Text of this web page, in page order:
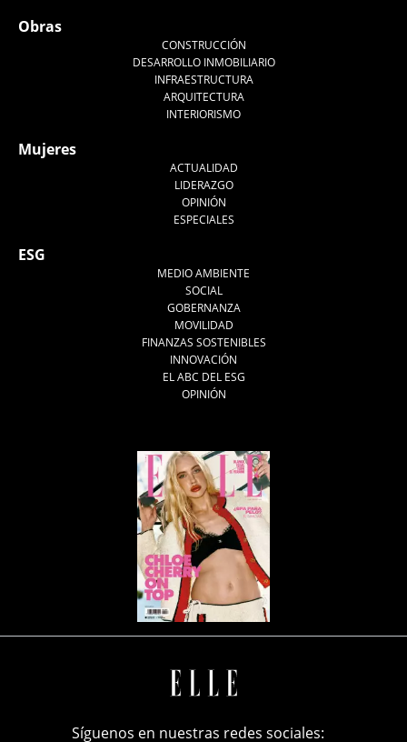
Obras
CONSTRUCCIÓN
DESARROLLO INMOBILIARIO
INFRAESTRUCTURA
ARQUITECTURA
INTERIORISMO
Mujeres
ACTUALIDAD
LIDERAZGO
OPINIÓN
ESPECIALES
ESG
MEDIO AMBIENTE
SOCIAL
GOBERNANZA
MOVILIDAD
FINANZAS SOSTENIBLES
INNOVACIÓN
EL ABC DEL ESG
OPINIÓN
Síguenos en nuestras redes sociales: